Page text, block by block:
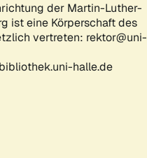
der Martin-Luther-
ist eine Körperschaft des
vertreten: rektor@uni-
halle.de